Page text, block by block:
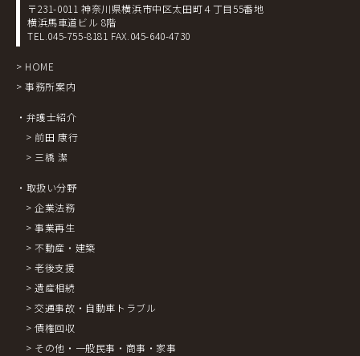
〒231-0011 神奈川県横浜市中区太田町４丁目55番地
横浜馬車道ビル 8階
TEL.045-755-8181 FAX.045-640-4730
> HOME
> 事務所案内
・弁護士紹介
> 前田 康行
> 三橋 潔
・取扱い分野
> 企業法務
> 事業再生
> 不動産・建築
> 老後支援
> 遺産相続
> 交通事故・自動車トラブル
> 債権回収
> その他・一般民事・商事・家事